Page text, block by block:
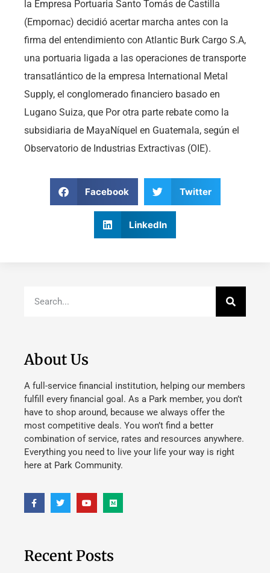
la Empresa Portuaria Santo Tomás de Castilla
(Empornac) decidió acertar marcha antes con la
firma del entendimiento con Atlantic Burk Cargo S.A,
una portuaria ligada a las operaciones de transporte
transatlántico de la empresa International Metal
Supply, el conglomerado financiero basado en
Lugano Suiza, que Por otra parte rebate como la
subsidiaria de MayaNíquel en Guatemala, según el
Observatorio de Industrias Extractivas (OIE).
Facebook Twitter
LinkedIn
About Us
A full-service financial institution, helping our members
fulfill every financial goal. As a Park member, you don’t
have to shop around, because we always offer the
most competitive deals. You won’t find a better
combination of service, rates and resources anywhere.
Everything you need to live your life your way is right
here at Park Community.
Recent Posts